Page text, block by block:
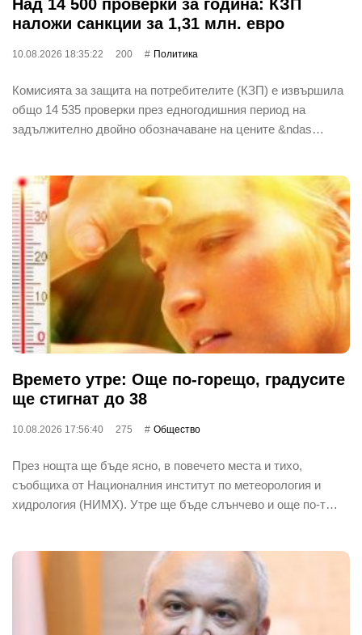
Над 14 500 проверки за година: КЗП
наложи санкции за 1,31 млн. евро
10.08.2026 18:35:22 200 Политика
Комисията за защита на потребителите (КЗП) е извършила
общо 14 535 проверки през едногодишния период на
задължително двойно обозначаване на цените &ndas…
Времето утре: Още по-горещо, градусите
ще стигнат до 38
10.08.2026 17:56:40 275 Общество
През нощта ще бъде ясно, в повечето места и тихо,
съобщиха от Националния институт по метеорология и
хидрология (НИМХ). Утре ще бъде слънчево и още по-т…